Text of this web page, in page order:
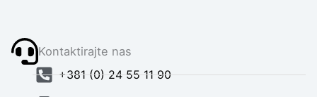
Kontaktirajte nas
+381 (0) 24 55 11 90